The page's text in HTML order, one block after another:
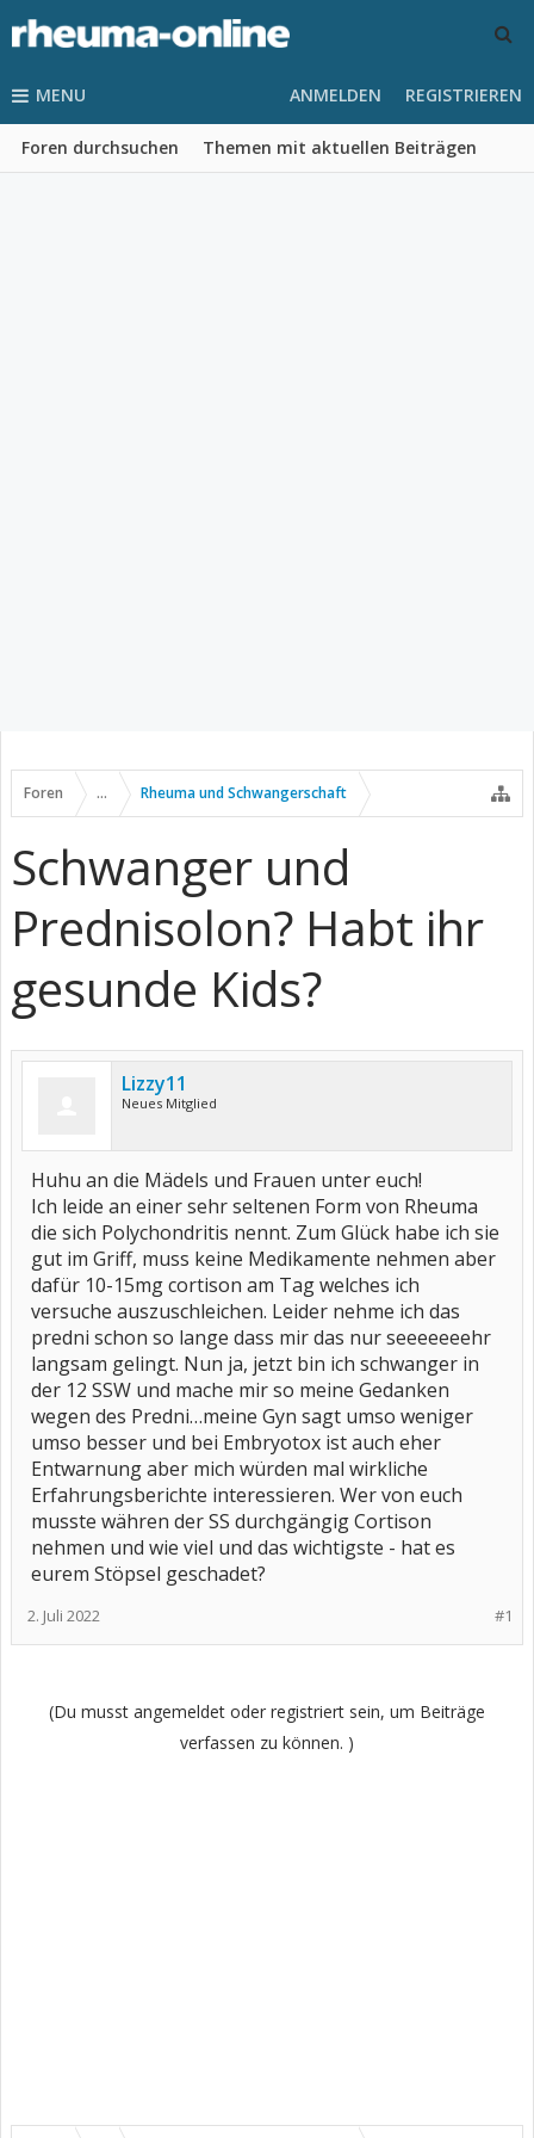
MENU
Foren durchsuchen Themen mit aktuellen Beiträgen
ANMELDEN REGISTRIEREN
Foren ... Rheuma und Schwangerschaft
Schwanger und
Prednisolon? Habt ihr
gesunde Kids?
Lizzy11
Neues Mitglied
Huhu an die Mädels und Frauen unter euch!
Ich leide an einer sehr seltenen Form von Rheuma
die sich Polychondritis nennt. Zum Glück habe ich sie
gut im Griff, muss keine Medikamente nehmen aber
dafür 10-15mg cortison am Tag welches ich
versuche auszuschleichen. Leider nehme ich das
predni schon so lange dass mir das nur seeeeeeehr
langsam gelingt. Nun ja, jetzt bin ich schwanger in
der 12 SSW und mache mir so meine Gedanken
wegen des Predni…meine Gyn sagt umso weniger
umso besser und bei Embryotox ist auch eher
Entwarnung aber mich würden mal wirkliche
Erfahrungsberichte interessieren. Wer von euch
musste währen der SS durchgängig Cortison
nehmen und wie viel und das wichtigste - hat es
eurem Stöpsel geschadet?
#1
2. Juli 2022
(Du musst angemeldet oder registriert sein, um Beiträge
verfassen zu können. )